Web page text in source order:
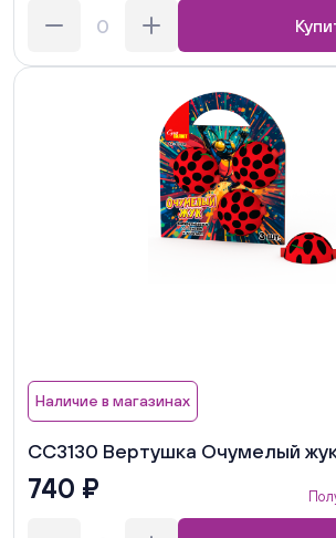
Наличие в магазинах
СС3130 Вертушка Очумелый
740 ₽